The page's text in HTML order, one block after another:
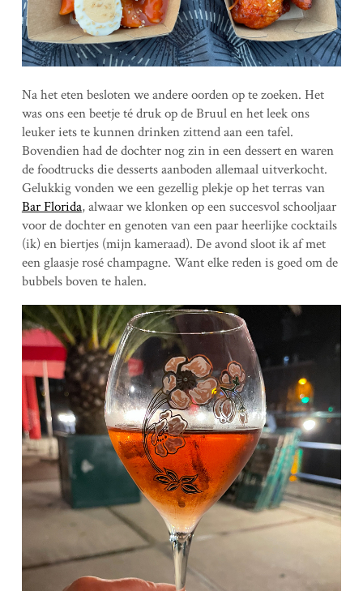
Na het eten besloten we andere oorden op te zoeken. Het
was ons een beetje té druk op de Bruul en het leek ons
leuker iets te kunnen drinken zittend aan een tafel.
Bovendien had de dochter nog zin in een dessert en waren
de foodtrucks die desserts aanboden allemaal uitverkocht.
Gelukkig vonden we een gezellig plekje op het terras van
Bar Florida, alwaar we klonken op een succesvol schooljaar
voor de dochter en genoten van een paar heerlijke cocktails
(ik) en biertjes (mijn kameraad). De avond sloot ik af met
een glaasje rosé champagne. Want elke reden is goed om de
bubbels boven te halen.